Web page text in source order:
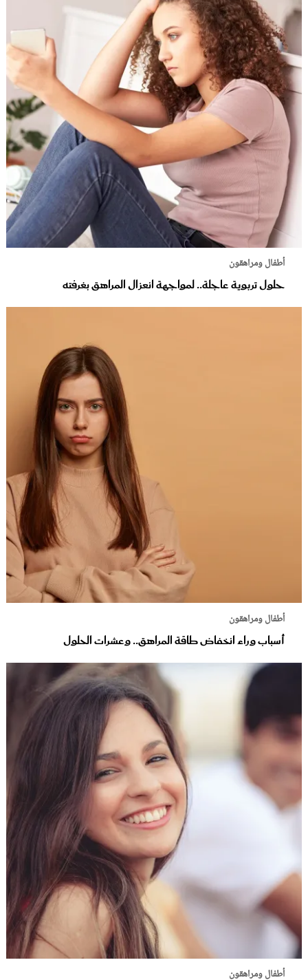
أطفال ومراهقون
حلول تربوية عاجلة.. لمواجهة انعزال المراهق بغرفته
أطفال ومراهقون
أسباب وراء انخفاض طاقة المراهق.. وعشرات الحلول
أطفال ومراهقون